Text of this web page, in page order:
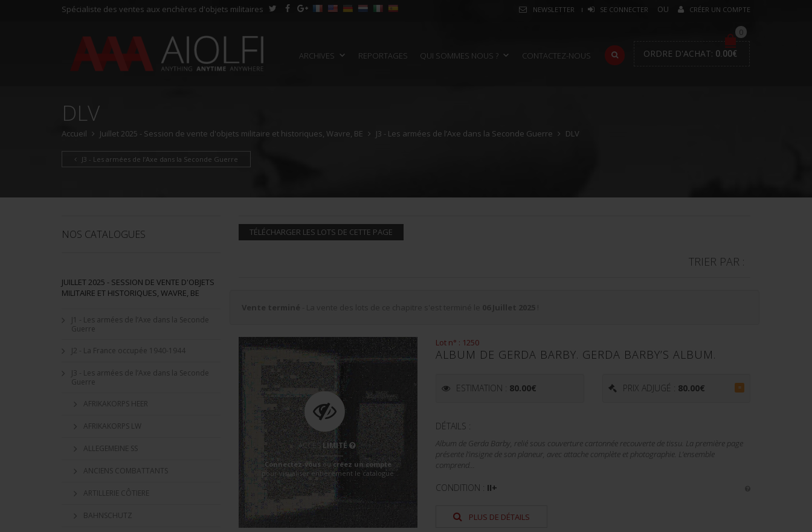
Spécialiste des ventes aux enchères d'objets militaires NEWSLETTER SE CONNECTER CRÉER UN COMPTE
ARCHIVES REPORTAGES QUI SOMMES NOUS ? CONTACTEZ-NOUS
0
ORDRE D'ACHAT: 0.00€
DLV
Accueil Juillet 2025 - Session de vente d'objets militaire et historiques, Wavre, BE J3 - Les armées de l’Axe dans la Seconde Guerre DLV
J3 - Les armées de l’Axe dans la Seconde Guerre
TÉLÉCHARGER LES LOTS DE CETTE PAGE
TRIER PAR :
ACCÈSLIMITÉ
Connectez-vous oucréez un compte
pour visualiser entièrement le catalogue
Lot n° : 1250
ALBUM DE GERDA BARBY. GERDA BARBY’S ALBUM.
ESTIMATION : 80.00€ PRIX ADJUGÉ : 80.00€ =
DÉTAILS :
Album de Gerda Barby, relié sous couverture cartonnée recouverte de tissu. La première page
présente l’insigne de son planeur, avec attache complète et photographie. L’ensemble
comprend...
CONDITION : II+
PLUS DE DÉTAILS
NOS CATALOGUES
JUILLET 2025 - SESSION DE VENTE D'OBJETS
MILITAIRE ET HISTORIQUES, WAVRE, BE
J1 - Les armées de l’Axe dans la Seconde
Guerre
J2 - La France occupée 1940-1944
J3 - Les armées de l’Axe dans la Seconde
Guerre
AFRIKAKORPS HEER
AFRIKAKORPS LW
ALLEGEMEINE SS
ANCIENS COMBATTANTS
ARTILLERIE CÔTIERE
BAHNSCHUTZ